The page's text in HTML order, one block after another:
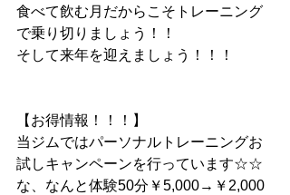
食べて飲む月だからこそトレーニング
で乗り切りましょう！！
そして来年を迎えましょう！！！
【お得情報！！！】
当ジムではパーソナルトレーニングお
試しキャンペーンを行っています☆☆
な、なんと体験50分￥5,000→￥2,000